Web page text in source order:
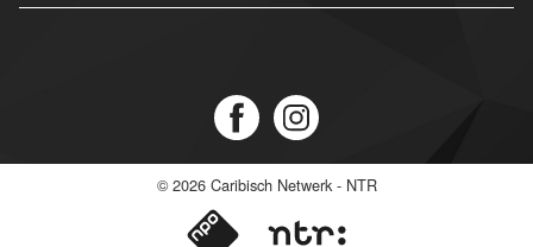
© 2026 Caribisch Netwerk - NTR